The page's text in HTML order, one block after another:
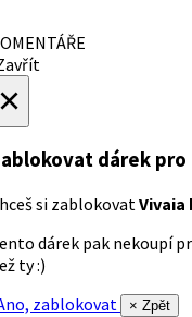
dárek pro
si zablokovat
dárek pak nekoupí
ty :)
zablokovat
× Zpět